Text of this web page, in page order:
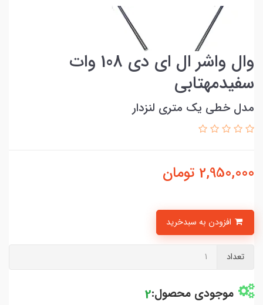
وال واشر ال ای دی 108 وات
سفیدمهتابی
مدل خطی یک متری لنزدار
2,950,000 تومان
تعداد
موجودی محصول:2